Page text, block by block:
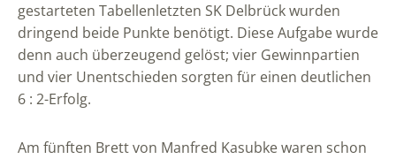
gestarteten Tabellenletzten SK Delbrück wurden
dringend beide Punkte benötigt. Diese Aufgabe wurde
denn auch überzeugend gelöst; vier Gewinnpartien
und vier Unentschieden sorgten für einen deutlichen
6 : 2-Erfolg.
Am fünften Brett von Manfred Kasubke waren schon